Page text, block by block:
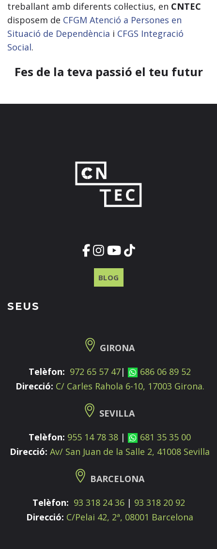
treballant amb diferents col·lectius, en CNTEC
disposem de CFGM Atenció a Persones en
Situació de Dependència i CFGS Integració
Social.
Fes de la teva passió el teu futur
BLOG
SEUS
GIRONA
Telèfon: 972 65 57 47|
686 06 89 52
Direcció: C/ Carles Rahola 6-10, 17003 Girona.
SEVILLA
Telèfon: 955 14 78 38 |
681 35 35 00
Direcció: Av/ San Juan de la Salle 2, 41008 Sevilla
BARCELONA
Telèfon: 93 318 24 36| 93 318 20 92
Direcció: C/Pelai 42, 2ª, 08001 Barcelona